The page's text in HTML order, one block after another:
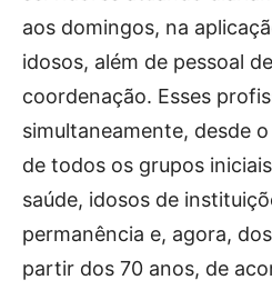
aos domingos, na
idosos, além de pessoal
coordenação. Esses
simultaneamente, desde
de todos os grupos
saúde, idosos de
permanência e, agora,
partir dos 70 anos, de